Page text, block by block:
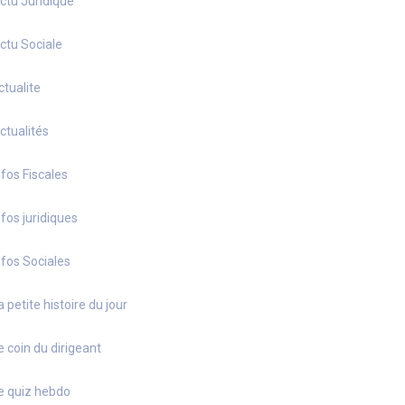
Sociale
Fiscales
juridiques
Sociales
petite histoire du jour
coin du dirigeant
quiz hebdo